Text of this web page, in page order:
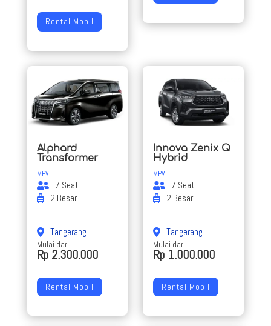
Rental Mobil
Alphard
Transformer
MPV
7 Seat
2 Besar
Tangerang
Mulai dari
Rp 2.300.000
Rental Mobil
Innova Zenix Q
Hybrid
MPV
7 Seat
2 Besar
Tangerang
Mulai dari
Rp 1.000.000
Rental Mobil